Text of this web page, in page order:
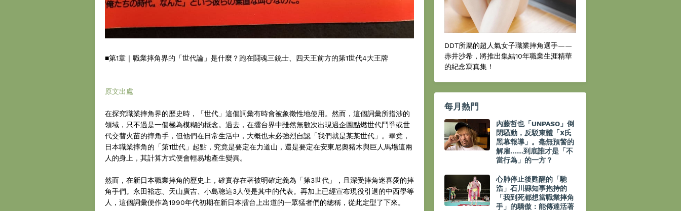
■第1章｜職業摔角界的「世代論」是什麼？跑在鬪魂三銃士、四天王前方的第1世代4大王牌
原文出處
在探究職業摔角界的歷史時，「世代」這個詞彙有時會被象徵性地使用。然而，這個詞彙所指涉的
領域，只不過是一個極為模糊的概念。過去，在擂台界中雖然無數次出現過企圖點燃世代鬥爭或世
代交替火苗的摔角手，但他們在日常生活中，大概也未必強烈自認「我們就是某某世代」。畢竟，
日本職業摔角的「第1世代」起點，究竟是要定在力道山，還是要定在安東尼奧豬木與巨人馬場這兩
人的身上，其計算方式便會輕易地產生變異。
然而，在新日本職業摔角的歷史上，確實存在著被明確定義為「第3世代」，且深受摔角迷喜愛的摔
角手們。永田裕志、天山廣吉、小島聰這3人便是其中的代表。再加上已經宣布現役引退的中西學等
人，這個詞彙便作為1990年代初期在新日本擂台上出道的一眾猛者們的總稱，從此定型了下來。
DDT所屬的超人氣女子職業摔角選手——
赤井沙希，將推出集結10年職業生涯精華
的紀念寫真集！
每月熱門
內藤哲也「UNPASO」倒
閉騷動，反駁東體「X氏
黑幕報導」。毫無預警的
解雇……到底誰才是「不
當行為」的一方？
心肺停止後甦醒的「馳
浩」石川縣知事抱持的
「我到死都想當職業摔角
手」的驕傲：能傳達活著